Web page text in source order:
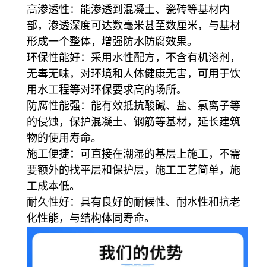
高渗透性 ：能渗透到混凝土、瓷砖等基材内
部，渗透深度可达数毫米甚至数厘米，与基材
形成一个整体，增强防水防腐效果。
环保性能好：采用水性配方，不含有机溶剂，
无毒无味，对环境和人体健康无害，可用于饮
用水工程等对环保要求高的场所。
防腐性能强 ：能有效抵抗酸碱、盐、氯离子等
的侵蚀，保护混凝土、钢筋等基材，延长建筑
物的使用寿命。
施工便捷：可直接在潮湿的基层上施工，不需
要额外的找平层和保护层，施工工艺简单，施
工成本低。
耐久性好：具有良好的耐候性、耐水性和抗老
化性能，与结构体同寿命。